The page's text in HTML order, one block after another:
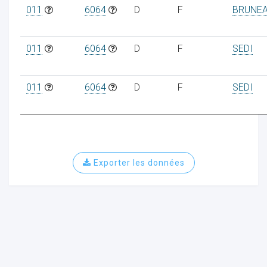
011 6064 D F
011 6064 D F SEDI
011 6064 D F SEDI
Exporter les données